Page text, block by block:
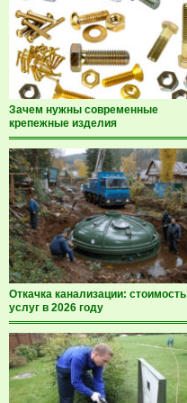
Зачем нужны современные
крепежные изделия
Откачка канализации: стоимость
услуг в 2026 году